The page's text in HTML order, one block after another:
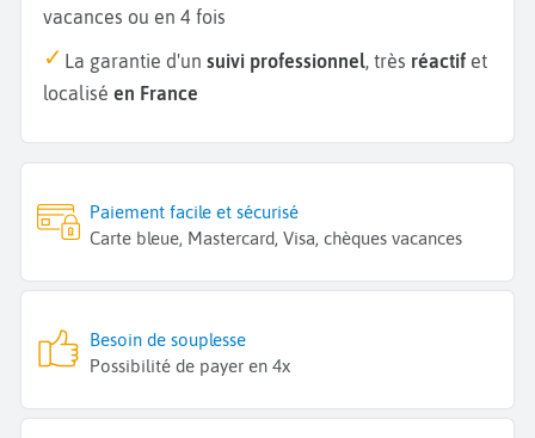
vacances ou en 4 fois
La garantie d'un suivi professionnel, très réactif et
localisé en France
Paiement facile et sécurisé
Carte bleue, Mastercard, Visa, chèques vacances
Besoin de souplesse
Possibilité de payer en 4x